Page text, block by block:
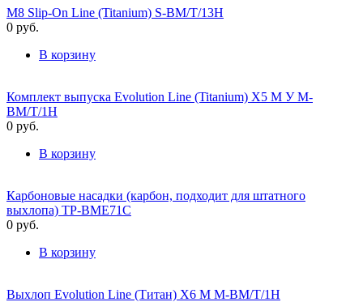
M8 Slip-On Line (Titanium) S-BM/T/13H
0 руб.
В корзину
Комплект выпуска Evolution Line (Titanium) X5 M У M-
BM/T/1H
0 руб.
В корзину
Карбоновые насадки (карбон, подходит для штатного
выхлопа) TP-BME71C
0 руб.
В корзину
Выхлоп Evolution Line (Титан) X6 M M-BM/T/1H